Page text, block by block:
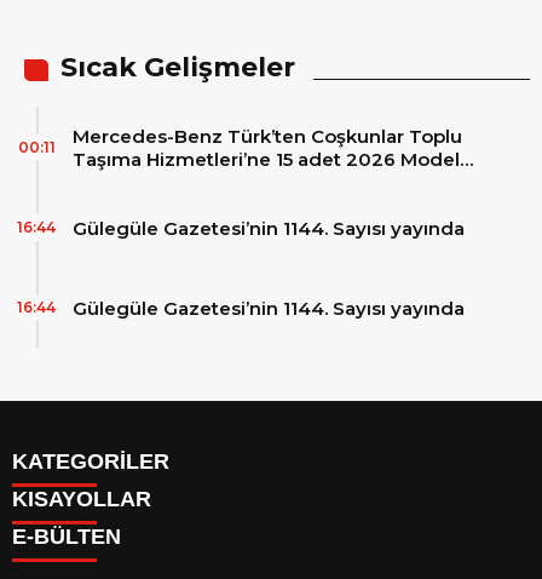
Sıcak Gelişmeler
Mercedes-Benz Türk’ten Coşkunlar Toplu
Taşıma Hizmetleri’ne 15 adet 2026 Model
00:11
Gülegüle Gazetesi’nin 1144. Sayısı yayında
16:44
Gülegüle Gazetesi’nin 1144. Sayısı yayında
16:44
KATEGORİLER
Reklam
Firma Rehberi
İletişim
KISAYOLLAR
Facebook
E-BÜLTEN